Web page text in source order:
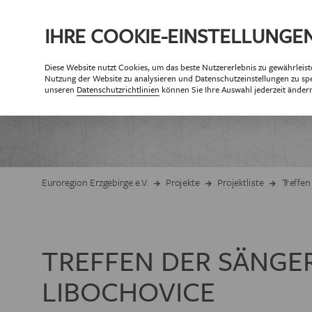
Partner der
ZIELSETZUNG
Euroregion Erzgebirge e.V. Projekte Projektliste
TREFFEN DER
LIBOCHOVICE
IHRE COOKIE-
DieseWebsite nutzt Cookies, um das beste Nutzererlebnis zu
Nutzung derWebsitezu analysieren und Datenschutzeinstellungen zu
unseren Datenschutzrichtlinien können Sie Ihre Auswahl jederzeit